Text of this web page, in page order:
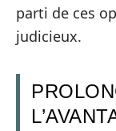
parti de ces
judicieux.